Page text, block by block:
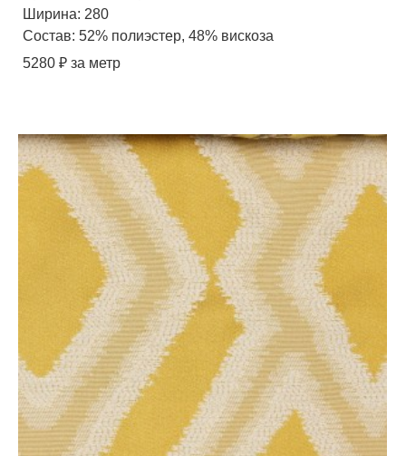
Ширина: 280
Состав: 52% полиэстер, 48% вискоза
5280 ₽ за метр